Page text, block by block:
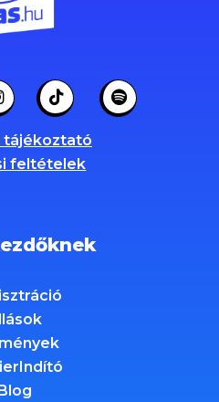
tájékoztató
feltételek
Blog